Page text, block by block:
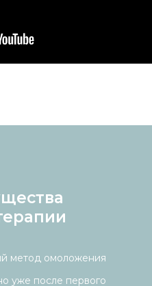
метод омоложения
уже после первого